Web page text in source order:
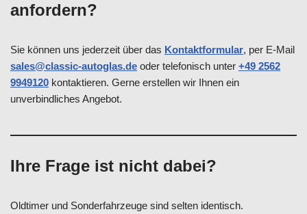
anfordern?
Sie können uns jederzeit über das Kontaktformular, per E-Mail
sales@classic-autoglas.de oder telefonisch unter +49 2562
9949120 kontaktieren. Gerne erstellen wir Ihnen ein
unverbindliches Angebot.
Ihre Frage ist nicht dabei?
Oldtimer und Sonderfahrzeuge sind selten identisch.